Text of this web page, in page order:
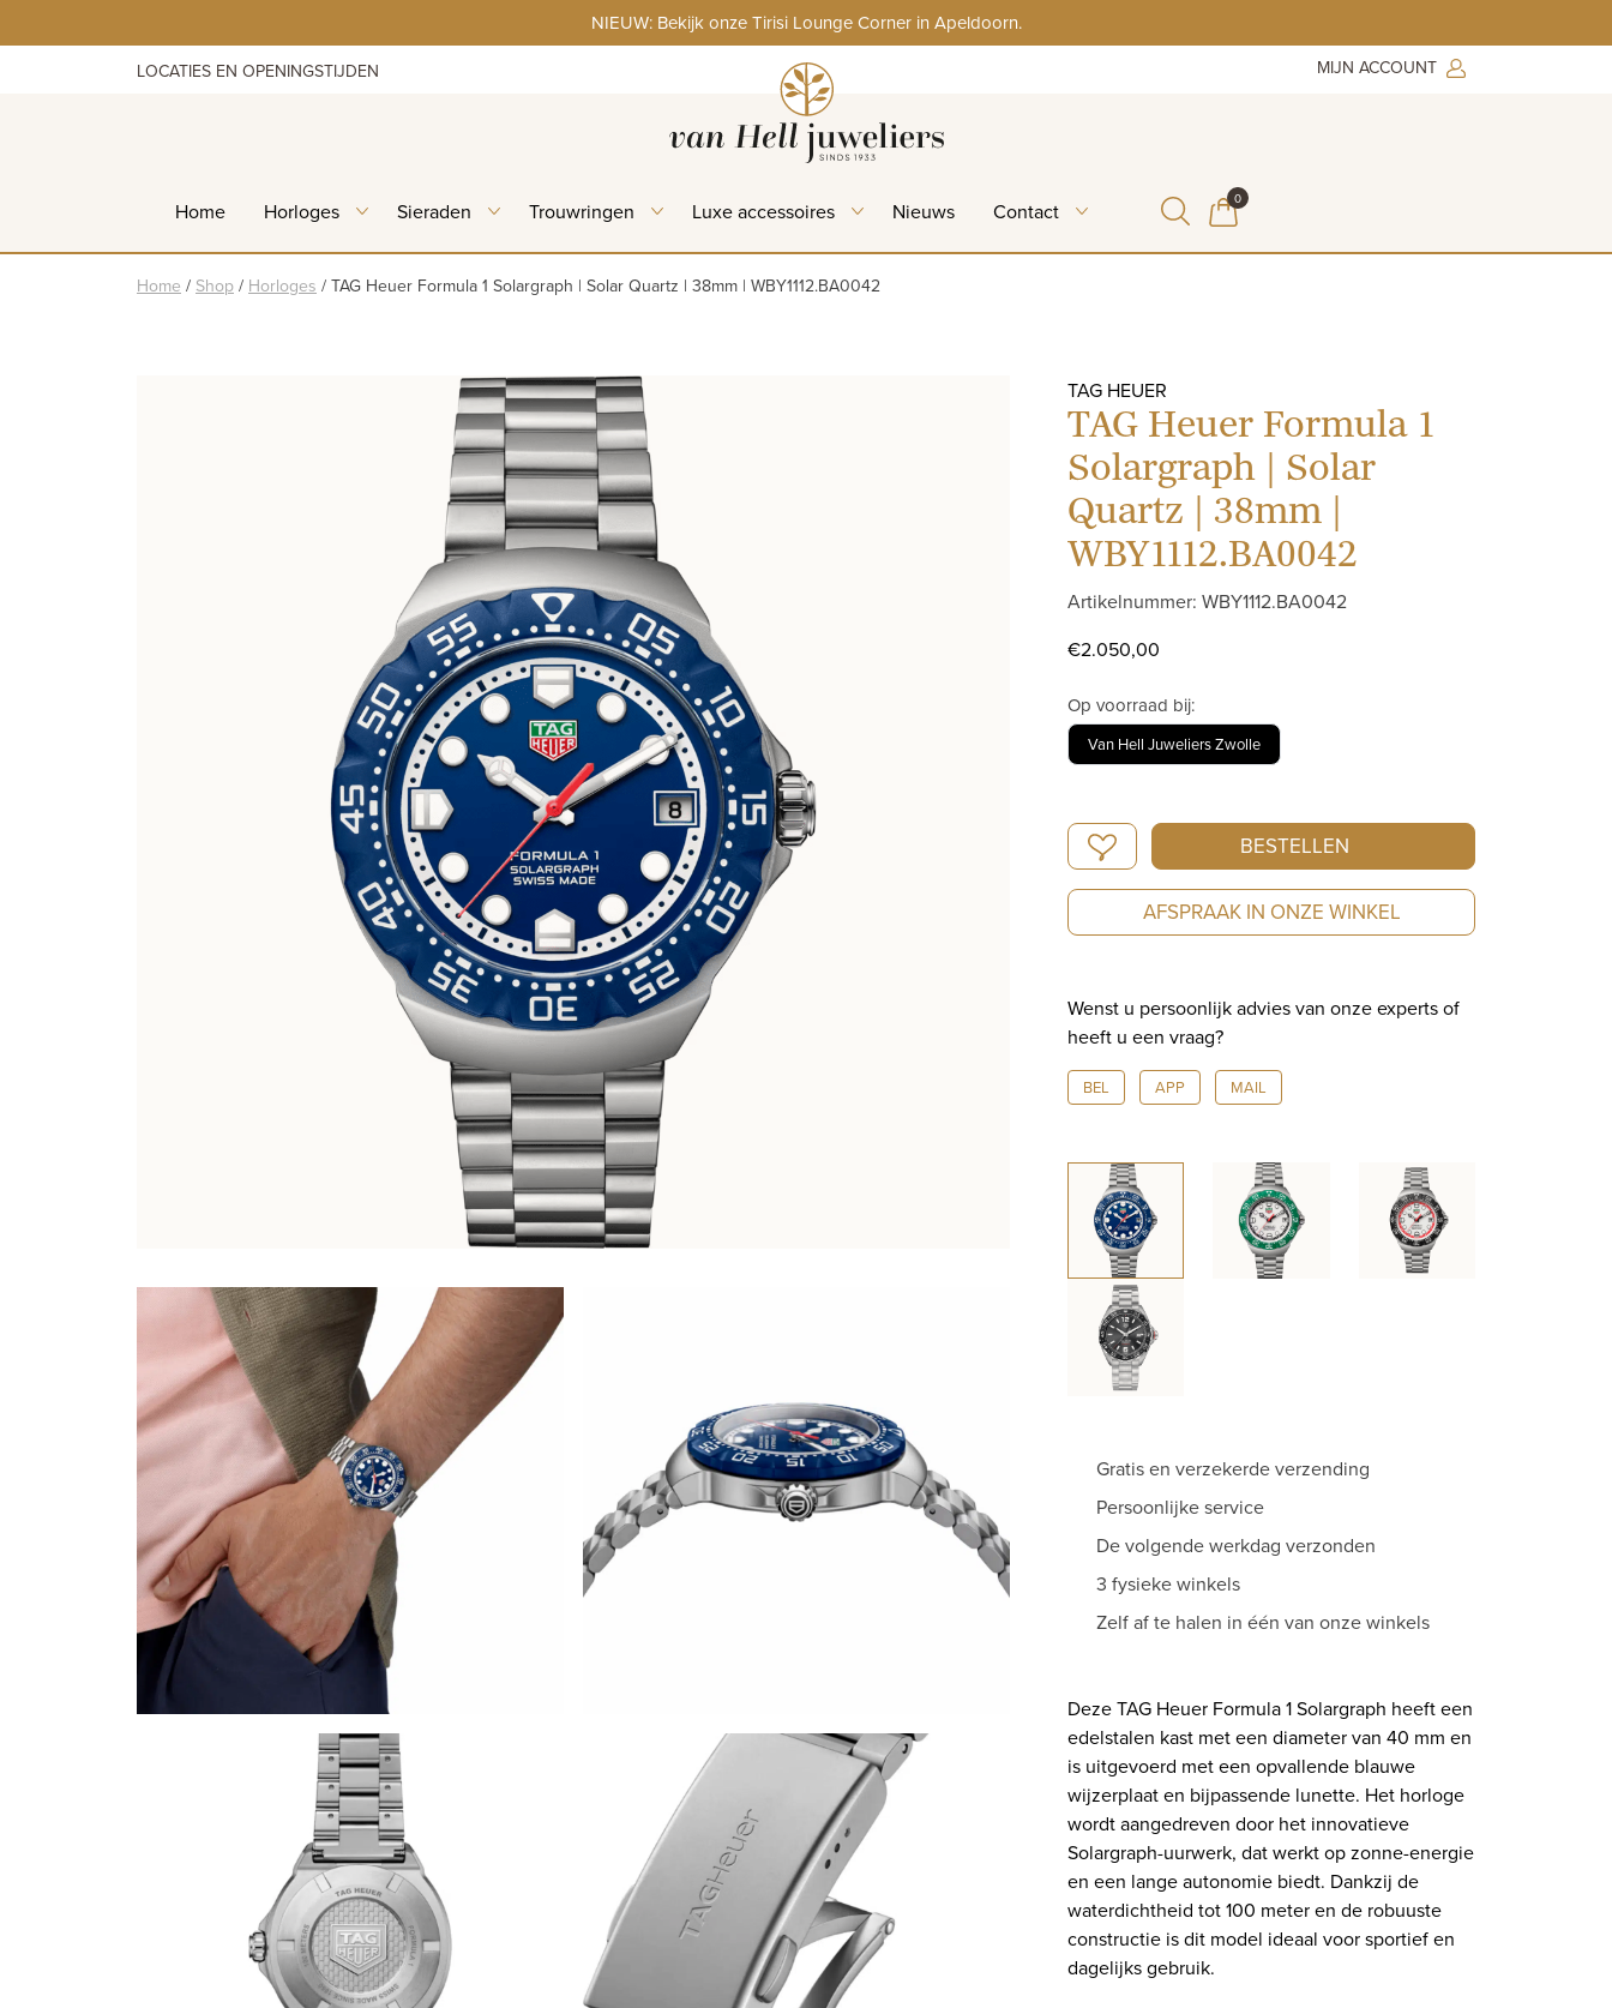
to
NIEUW: Bekijk onze Tirisi Lounge Corner in Apeldoorn.
LOCATIES EN OPENINGSTIJDEN MIJN ACCOUNT
Home Horloges Sieraden Trouwringen Luxe accessoires Nieuws Contact WINKELMAND
0ITEMS IN WINKELMAND
Home / Shop / Horloges / TAG Heuer Formula 1 Solargraph | Solar Quartz | 38mm | WBY1112.BA0042
TAG HEUER
TAG Heuer Formula 1
Solargraph | Solar
Quartz | 38mm |
WBY1112.BA0042
Artikelnummer: WBY1112.BA0042
€2.050,00
Op voorraad bij:
Van Hell Juweliers Zwolle
TAG
Heuer
Formula
1
Solar
Quartz
38mm
aantal
BESTELLEN
AFSPRAAK IN ONZE WINKEL
Wenst u persoonlijk advies van onze experts of
heeft u een vraag?
BEL APP MAIL
Gratis en verzekerde verzending
Persoonlijke service
De volgende werkdag verzonden
3 fysieke winkels
Zelf af te halen in één van onze winkels
Deze TAG Heuer Formula 1 Solargraph heeft een
edelstalen kast met een diameter van 40 mm en
is uitgevoerd met een opvallende blauwe
wijzerplaat en bijpassende lunette. Het horloge
wordt aangedreven door het innovatieve
Solargraph-uurwerk, dat werkt op zonne-energie
en een lange autonomie biedt. Dankzij de
waterdichtheid tot 100 meter en de robuuste
constructie is dit model ideaal voor sportief en
dagelijks gebruik.